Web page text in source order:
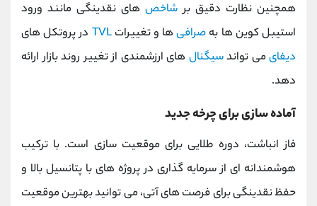
همچنین نظارت دقیق بر شاخص ‌های نقدینگی مانند ورود
استیبل‌ کوین ‌ها به صرافی‌ها و تغییراتTVL در پروتکل‌ های
دیفایمی ‌تواندسیگنال‌ های ارزشمندی از تغییر روند بازار ارائه
دهد.
آماده ‌سازی برای چرخه جدید
فاز انباشت، دوره طلایی برای موقعیت ‌سازی است. با ترکیب
هوشمندانه ‌ای از سرمایه ‌گذاری در پروژه‌ های با پتانسیل بالا و
حفظ نقدینگی برای فرصت‌ های آتی، می ‌توانید بهترین موقعیت